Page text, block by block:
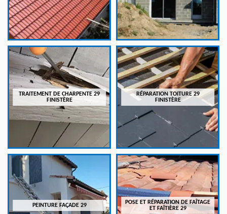
TRAITEMENT DE CHARPENTE 29
FINISTÈRE
RÉPARATION TOITURE 29
FINISTÈRE
PEINTURE FAÇADE 29
POSE ET RÉPARATION DE FAÎTAGE
ET FAÎTIÈRE 29